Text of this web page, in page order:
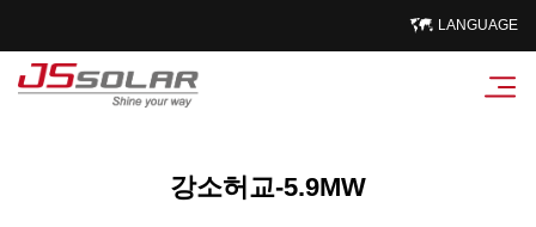
LANGUAGE
강소허교-5.9MW